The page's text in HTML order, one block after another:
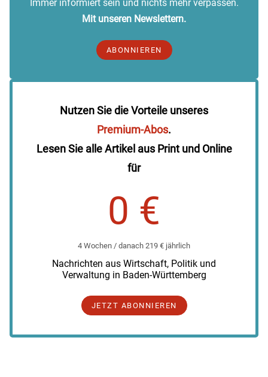
Immer informiert sein und nichts mehr verpassen.
Mit unseren Newslettern.
ABONNIEREN
Nutzen Sie die Vorteile unseres
Premium-Abos.
Lesen Sie alle Artikel aus Print und Online
für
0 €
4 Wochen / danach 219 € jährlich
Nachrichten aus Wirtschaft, Politik und
Verwaltung in Baden-Württemberg
JETZT ABONNIEREN